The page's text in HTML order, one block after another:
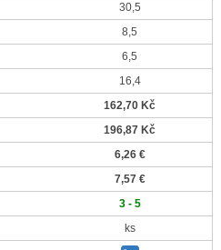
30,5
8,5
6,5
16,4
162,70 Kč
196,87 Kč
6,26 €
7,57 €
3 - 5
ks